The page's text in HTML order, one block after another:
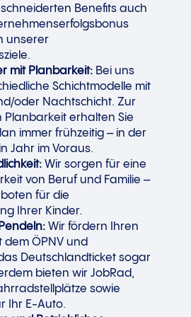
Benefits auch
unserer
mit Planbarkeit: Bei uns
Schichtmodelle mit
oder Nachtschicht. Zur
Planbarkeit erhalten Sie
immer frühzeitig – in der
Jahr im Voraus.
Wir sorgen für eine
von Beruf und Familie –
für die
Ihrer Kinder.
Wir fördern Ihren
dem ÖPNV und
Deutschlandticket sogar
bieten wir JobRad,
sowie
Ihr E-Auto.